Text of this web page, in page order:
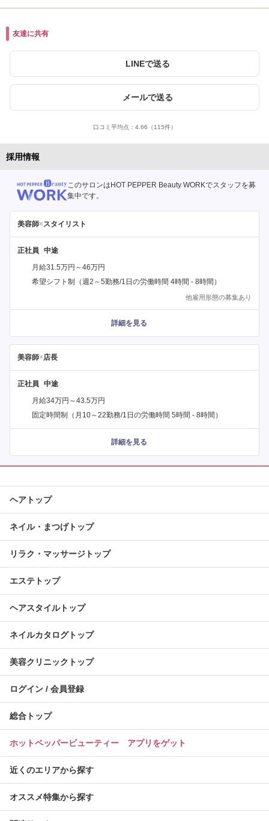
友達に共有
LINEで送る
メールで送る
口コミ平均点： 4.66 （115件）
採用情報
このサロンはHOT PEPPER Beauty WORKでスタッフを募
集中です。
美容師×スタイリスト
正社員
月給31.5万円～46万円
希望シフト制（週2～5勤務/1日の労働時間 4時間 - 8時間）
他雇用形態の募集あり
詳細を見る
美容師×店長
正社員
月給34万円～43.5万円
固定時間制（月10～22勤務/1日の労働時間 5時間 - 8時間）
詳細を見る
ヘアトップ
ネイル・まつげトップ
リラク・マッサージトップ
エステトップ
ヘアスタイルトップ
ネイルカタログトップ
美容クリニックトップ
ログイン / 会員登録
総合トップ
ホットペッパービューティー アプリをゲット
近くのエリアから探す
オススメ特集から探す